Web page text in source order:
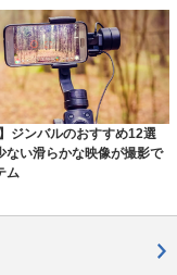
ジンバルのおすすめ12選
ない滑らかな映像が撮影で
ム